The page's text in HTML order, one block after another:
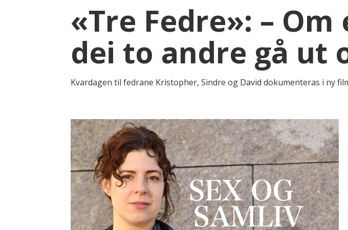
«Tre Fedre»: –
dei to andre gå ut
Kvardagen til fedrane Kristopher, Sindre og David dokumenteras i ny